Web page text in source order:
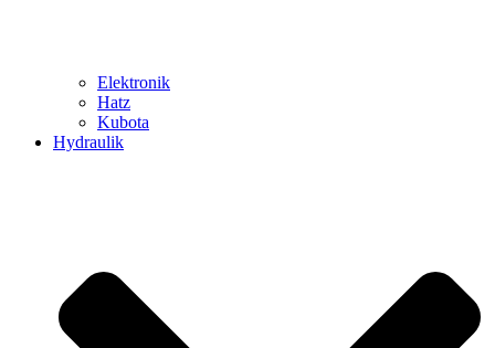
Elektronik
Hatz
Kubota
Hydraulik